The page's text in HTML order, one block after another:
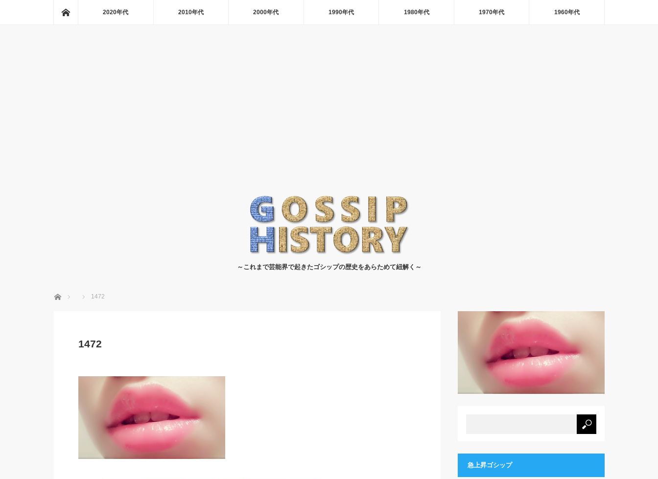
2020年代 2010年代 2000年代 1990年代 1980年代 1970年代 1960年代
～これまで芸能界で起きたゴシップの歴史をあらためて紐解く～
ホーム 1472
1472
急上昇ゴシップ